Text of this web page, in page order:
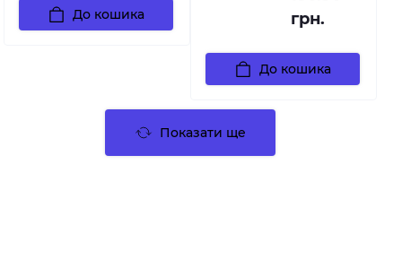
До кошика
грн.
До кошика
Показати ще